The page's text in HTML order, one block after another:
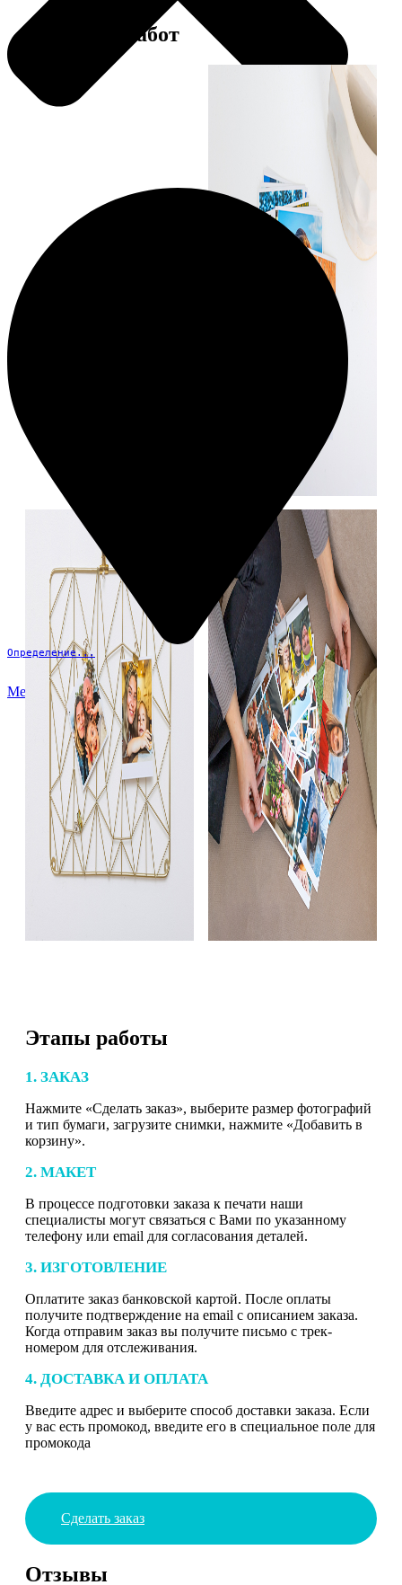
Определение...
Меню
Примеры работ
Этапы работы
1. ЗАКАЗ
Нажмите «Сделать заказ», выберите размер фотографий
и тип бумаги, загрузите снимки, нажмите «Добавить в
корзину».
2. МАКЕТ
В процессе подготовки заказа к печати наши
специалисты могут связаться с Вами по указанному
телефону или email для согласования деталей.
3. ИЗГОТОВЛЕНИЕ
Оплатите заказ банковской картой. После оплаты
получите подтверждение на email с описанием заказа.
Когда отправим заказ вы получите письмо с трек-
номером для отслеживания.
4. ДОСТАВКА И ОПЛАТА
Введите адрес и выберите способ доставки заказа. Если
у вас есть промокод, введите его в специальное поле для
промокода
Сделать заказ
Отзывы